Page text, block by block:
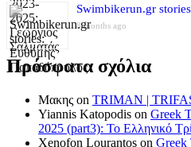
Swimbikerun.gr
8 months ago
Πρόσφατα σχόλια
Μακης on TRIMAN |
Yiannis Katopodis on Greek
2025 (part3): Το Ελληνικό
Xenofon Lourantos on Greek